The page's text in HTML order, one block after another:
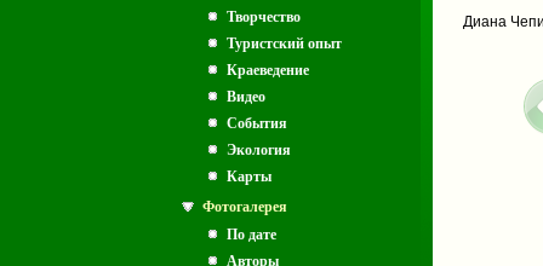
Творчество
Туристский опыт
Краеведение
Видео
События
Экология
Карты
Фотогалерея
По дате
Авторы
Диана